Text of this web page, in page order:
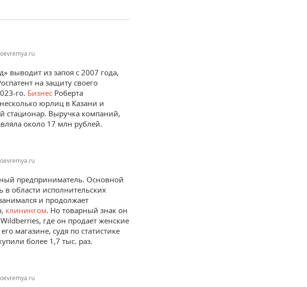
выводит из запоя с 2007 года,
на защиту своего
го. Бизнес Роберта
юрлиц в Казани и
стационар. Выручка компаний,
около 17 млн рублей.
предприниматель. Основной
области исполнительских
и продолжает
клинингом. Но товарный знак он
где он продает женские
магазине, судя по статистике
более 1,7 тыс. раз.